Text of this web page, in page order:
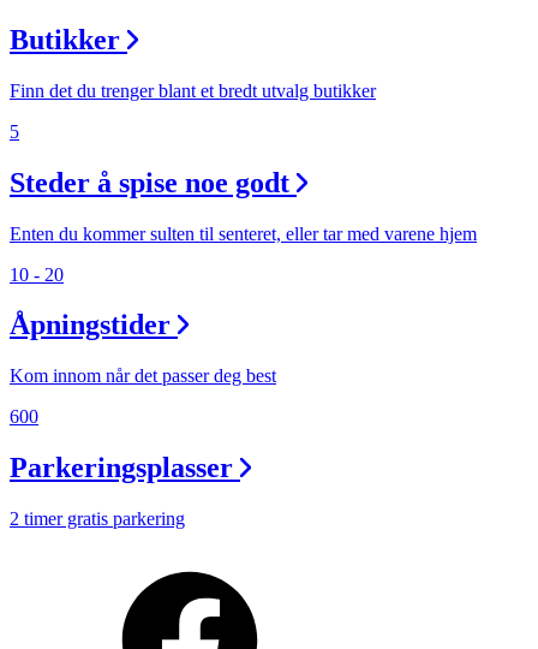
Butikker
Finn det du trenger blant et bredt utvalg butikker
5
Steder å spise noe godt
Enten du kommer sulten til senteret, eller tar med varene hjem
10 - 20
Åpningstider
Kom innom når det passer deg best
600
Parkeringsplasser
2 timer gratis parkering